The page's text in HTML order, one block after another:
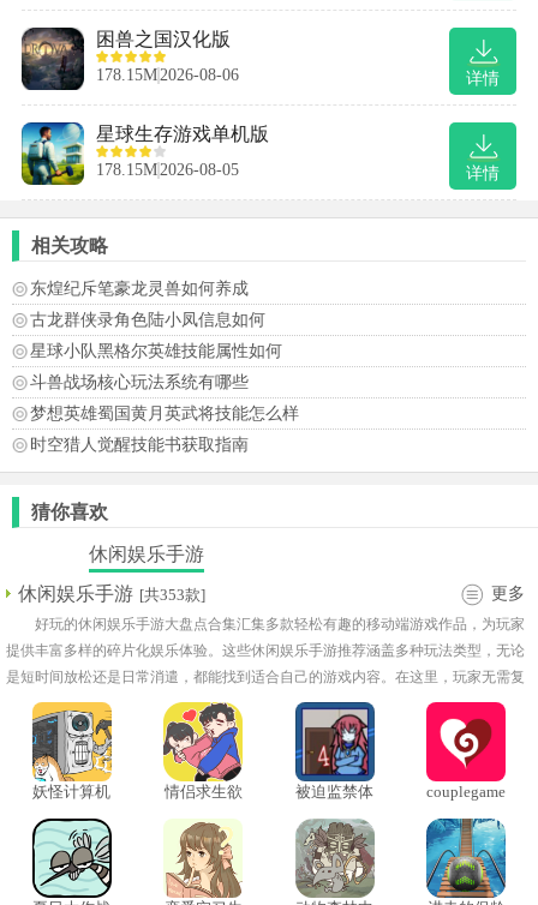
详情
困兽之国汉化版
178.15M2026-08-06
详情
星球生存游戏单机版
178.15M2026-08-05
相关攻略
东煌纪斥笔豪龙灵兽如何养成
古龙群侠录角色陆小凤信息如何
星球小队黑格尔英雄技能属性如何
斗兽战场核心玩法系统有哪些
梦想英雄蜀国黄月英武将技能怎么样
时空猎人觉醒技能书获取指南
猜你喜欢
休闲娱乐手游
休闲娱乐手游 [共353款] 更多
好玩的休闲娱乐手游大盘点合集汇集多款轻松有趣的移动端游戏作品，为玩家
提供丰富多样的碎片化娱乐体验。这些休闲娱乐手游推荐涵盖多种玩法类型，无论
是短时间放松还是日常消遣，都能找到适合自己的游戏内容。在这里，玩家无需复
杂学习成本，即可快速掌握游戏规则，在不同场景中体验独特乐趣。
妖怪计算机 情侣求生欲
被迫监禁体
couplegame